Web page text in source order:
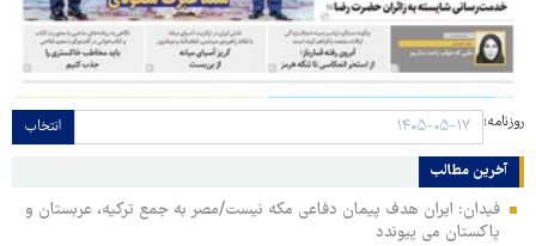
روزنامه: انتخاب
آخرین مطالب
فیدان: ایران هدف پیمان دفاعی مکه نیست/مصر به جمع ترکیه، عربستان و
پاکستان می پیوندد